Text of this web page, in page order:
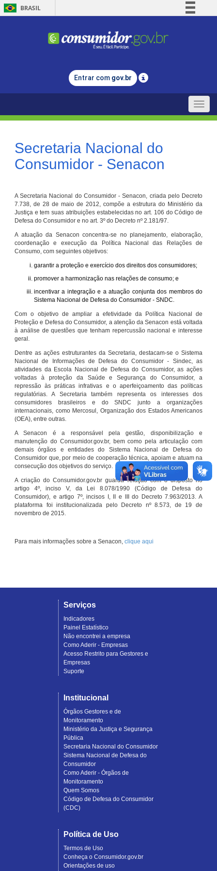
BRASIL
Comunica BR
Legislação
Entrar com gov.br
Toggle
Secretaria Nacional do
Consumidor - Senacon
A Secretaria Nacional do Consumidor - Senacon, criada pelo Decreto
7.738, de 28 de maio de 2012, compõe a estrutura do Ministério da
Justiça e tem suas atribuições estabelecidas no art. 106 do Código de
Defesa do Consumidor e no art. 3º do Decreto nº 2.181/97.
A atuação da Senacon concentra-se no planejamento, elaboração,
coordenação e execução da Política Nacional das Relações de
Consumo, com seguintes objetivos:
garantir a proteção e exercício dos direitos dos consumidores;
promover a harmonização nas relações de consumo; e
incentivar a integração e a atuação conjunta dos membros do
Sistema Nacional de Defesa do Consumidor - SNDC.
Com o objetivo de ampliar a efetividade da Política Nacional de
Proteção e Defesa do Consumidor, a atenção da Senacon está voltada
à análise de questões que tenham repercussão nacional e interesse
geral.
Dentre as ações estruturantes da Secretaria, destacam-se o Sistema
Nacional de Informações de Defesa do Consumidor - Sindec, as
atividades da Escola Nacional de Defesa do Consumidor, as ações
voltadas à proteção da Saúde e Segurança do Consumidor, a
repressão às práticas infrativas e o aperfeiçoamento das políticas
regulatórias. A Secretaria também representa os interesses dos
consumidores brasileiros e do SNDC junto a organizações
internacionais, como Mercosul, Organização dos Estados Americanos
(OEA), entre outras.
A Senacon é a responsável pela gestão, disponibilização e
manutenção do Consumidor.gov.br, bem como pela articulação com
demais órgãos e entidades do Sistema Nacional de Defesa do
Consumidor que, por meio de cooperação técnica, apoiam e atuam na
consecução dos objetivos do serviço.
A criação do Consumidor.gov.br guarda relação com o disposto no
artigo 4º, inciso V, da Lei 8.078/1990 (Código de Defesa do
Consumidor), e artigo 7º, incisos I, II e III do Decreto 7.963/2013. A
plataforma foi institucionalizada pelo Decreto nº 8.573, de 19 de
novembro de 2015.
Para mais informações sobre a Senacon, clique aqui
Serviços
Indicadores
Painel Estatístico
Não encontrei a empresa
Como Aderir - Empresas
Acesso Restrito para Gestores e
Empresas
Suporte
Institucional
Órgãos Gestores e de
Monitoramento
Ministério da Justiça e Segurança
Pública
Secretaria Nacional do Consumidor
Sistema Nacional de Defesa do
Consumidor
Como Aderir - Órgãos de
Monitoramento
Quem Somos
Código de Defesa do Consumidor
(CDC)
Política de Uso
Termos de Uso
Conheça o Consumidor.gov.br
Orientações de uso